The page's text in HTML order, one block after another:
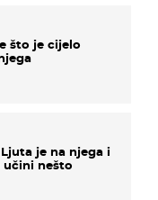
što je cijelo
je na njega i
učini nešto